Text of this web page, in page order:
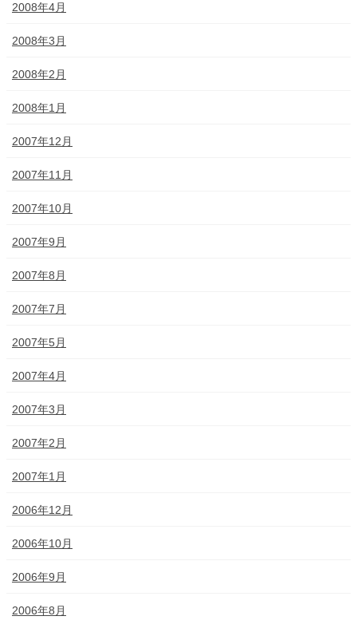
2008年4月
2008年3月
2008年2月
2008年1月
2007年12月
2007年11月
2007年10月
2007年9月
2007年8月
2007年7月
2007年5月
2007年4月
2007年3月
2007年2月
2007年1月
2006年12月
2006年10月
2006年9月
2006年8月